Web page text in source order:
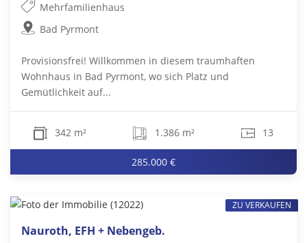
Mehrfamilienhaus
Bad Pyrmont
Provisionsfrei! Willkommen in diesem traumhaften
Wohnhaus in Bad Pyrmont, wo sich Platz und
Gemütlichkeit auf...
342 m² 1.386 m² 13
285.000 €
Nauroth, EFH + Nebengeb.
ZU VERKAUFEN